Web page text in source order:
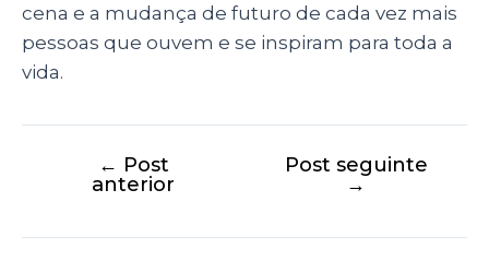
cena e a mudança de futuro de cada vez mais
pessoas que ouvem e se inspiram para toda a
vida.
← Post
anterior
Post seguinte
→